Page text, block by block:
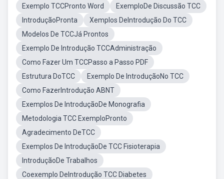
Exemplo TCCPronto Word
ExemploDe Discussão TCC
IntroduçãoPronta
Xemplos DeIntrodução Do TCC
Modelos De TCCJá Prontos
Exemplo De Introdução TCCAdministração
Como Fazer Um TCCPasso a Passo PDF
Estrutura DoTCC
Exemplo De IntroduçãoNo TCC
Como FazerIntrodução ABNT
Exemplos De IntroduçãoDe Monografia
Metodologia TCC ExemploPronto
Agradecimento DeTCC
Exemplos De IntroduçãoDe TCC Fisioterapia
IntroduçãoDe Trabalhos
Coexemplo DeIntrodução TCC Diabetes